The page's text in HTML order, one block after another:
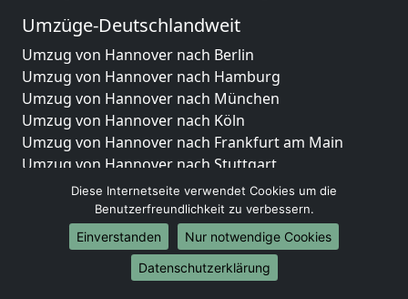
Umzüge-Deutschlandweit
Umzug von Hannover nach Berlin
Umzug von Hannover nach Hamburg
Umzug von Hannover nach München
Umzug von Hannover nach Köln
Umzug von Hannover nach Frankfurt am Main
Umzug von Hannover nach Stuttgart
Umzug von Hannover nach Düsseldorf
Umzug von Hannover nach Leipzig
Umzug von Hannover nach Dortmund
Umzug von Hannover nach Essen
Umzug von Hannover nach Bremen
Diese Internetseite verwendet Cookies um die
Benutzerfreundlichkeit zu verbessern.
Einverstanden
Nur notwendige Cookies
Datenschutzerklärung